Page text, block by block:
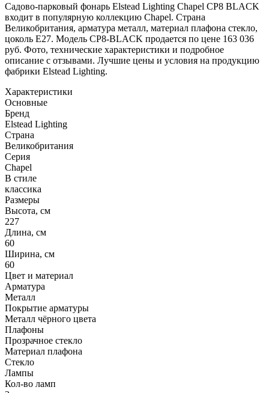
Садово-парковый фонарь Elstead Lighting Chapel CP8 BLACK
входит в популярную коллекцию Chapel. Страна
Великобритания, арматура металл, материал плафона стекло,
цоколь E27. Модель CP8-BLACK продается по цене 163 036
руб. Фото, технические характеристики и подробное
описание с отзывами. Лучшие цены и условия на продукцию
фабрики Elstead Lighting.
Характеристики
Основные
Бренд
Elstead Lighting
Страна
Великобритания
Серия
Chapel
В стиле
классика
Размеры
Высота, см
227
Длина, см
60
Ширина, см
60
Цвет и материал
Арматура
Металл
Покрытие арматуры
Металл чёрного цвета
Плафоны
Прозрачное стекло
Материал плафона
Стекло
Лампы
Кол-во ламп